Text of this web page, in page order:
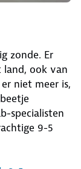
zonde. Er
land, ook van
niet meer is,
specialisten
9-5